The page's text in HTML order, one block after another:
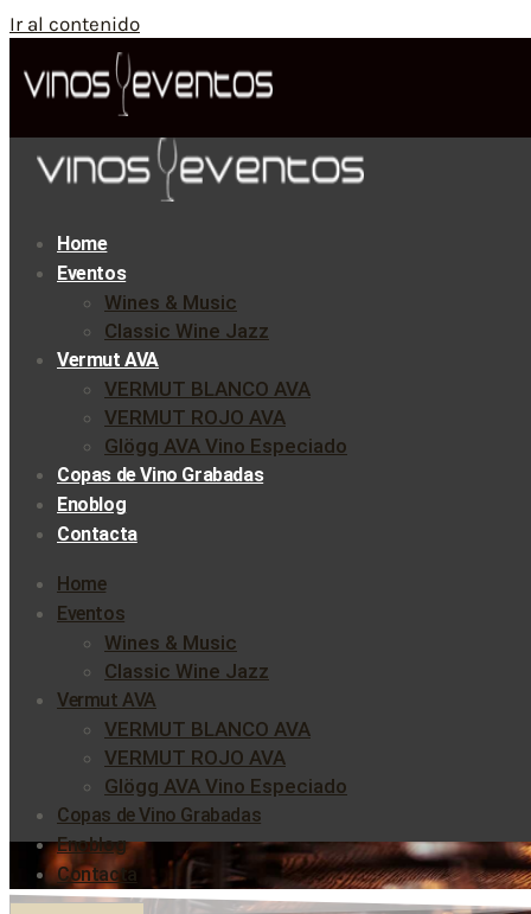
Ir al contenido
Home
Eventos
Wines & Music
Classic Wine Jazz
Vermut AVA
VERMUT BLANCO AVA
VERMUT ROJO AVA
Glögg AVA Vino Especiado
Copas de Vino Grabadas
Enoblog
Contacta
Home
Eventos
Wines & Music
Classic Wine Jazz
Vermut AVA
VERMUT BLANCO AVA
VERMUT ROJO AVA
Glögg AVA Vino Especiado
Copas de Vino Grabadas
Enoblog
Contacta